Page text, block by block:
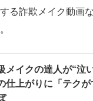
る詐欺メイク動
メイクの達人が“
仕上がりに「テク